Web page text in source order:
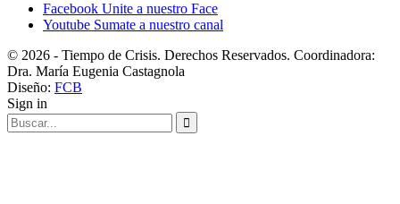
Facebook Unite a nuestro Face
Youtube Sumate a nuestro canal
© 2026 - Tiempo de Crisis. Derechos Reservados. Coordinadora:
Dra. María Eugenia Castagnola
Diseño: FCB
Sign in